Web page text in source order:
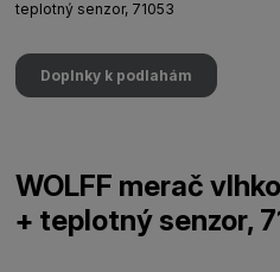
teplotný senzor, 71053
Doplnky k podlahám
WOLFF merač
+ teplotný senzor,